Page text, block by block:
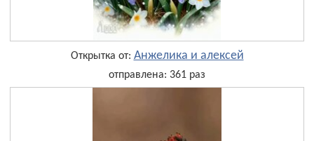
Открытка от: Анжелика и алексей
отправлена: 361 раз